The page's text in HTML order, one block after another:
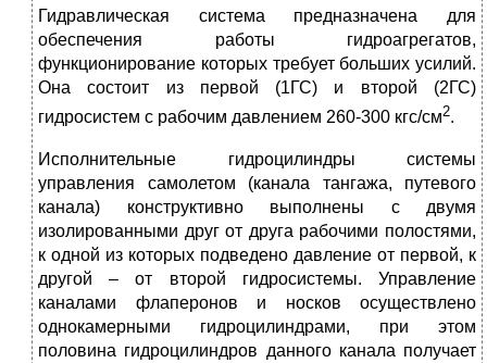
Гидравлическая система предназначена для
обеспечения работы гидроагрегатов,
функционирование которых требует больших усилий.
Она состоит из первой (1ГС) и второй (2ГС)
гидросистем с рабочим давлением 260-300 кгс/см2.
Исполнительные гидроцилиндры системы
управления самолетом (канала тангажа, путевого
канала) конструктивно выполнены с двумя
изолированными друг от друга рабочими полостями,
к одной из которых подведено давление от первой, к
другой – от второй гидросистемы. Управление
каналами флаперонов и носков осуществлено
однокамерными гидроцилиндрами, при этом
половина гидроцилиндров данного канала получает